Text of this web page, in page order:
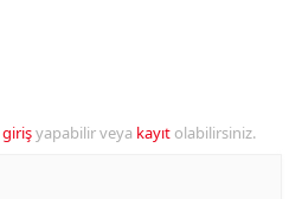
girişyapabilir veya kayıt olabilirsiniz.